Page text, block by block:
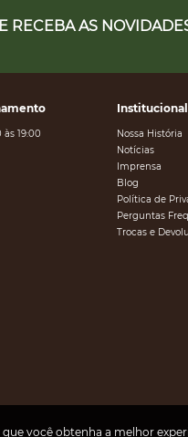
você obtenha a melhor
RECEBA AS
19:00
Institucional
Nossa História
Notícias
Imprensa
Blog
Política de
Perguntas
Trocas e